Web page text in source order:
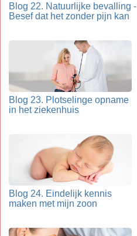
Blog 22. Natuurlijke bevalling -
Besef dat het zonder pijn kan
Blog 23. Plotselinge opname
in het ziekenhuis
Blog 24. Eindelijk kennis
maken met mijn zoon